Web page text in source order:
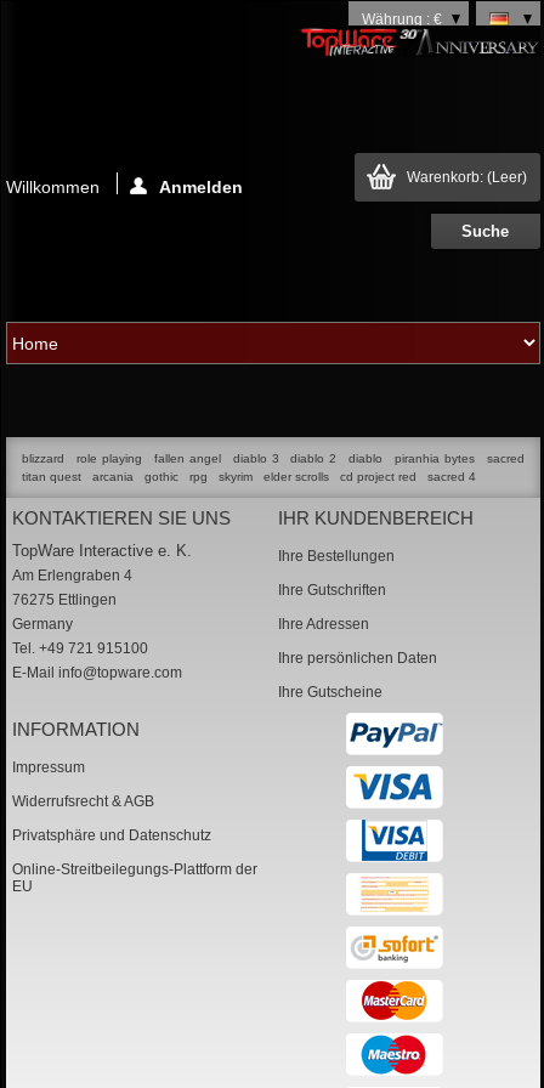
Währung : €
Warenkorb: (Leer)
Willkommen Anmelden
blizzard role playing fallen angel diablo 3 diablo 2 diablo piranhia bytes
sacred
titan quest
arcania gothic rpg skyrim elder scrolls cd project red sacred 4
KONTAKTIEREN SIE UNS
TopWare Interactive e. K.
Am Erlengraben 4
76275 Ettlingen
Germany
Tel. +49 721 915100
E-Mail info@topware.com
IHR KUNDENBEREICH
Ihre Bestellungen
Ihre Gutschriften
Ihre Adressen
Ihre persönlichen Daten
Ihre Gutscheine
INFORMATION
Impressum
Widerrufsrecht & AGB
Privatsphäre und Datenschutz
Online-Streitbeilegungs-Plattform der
EU